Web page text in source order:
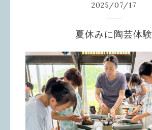
2025/07/17
夏休みに陶芸体験